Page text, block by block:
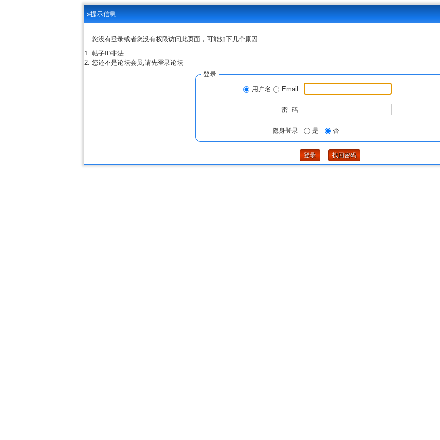
»提示信息
您没有登录或者您没有权限访问此页面，可能如下几个原因:
帖子ID非法
您还不是论坛会员,请先登录论坛
登录
用户名 Email
密 码
隐身登录 是 否